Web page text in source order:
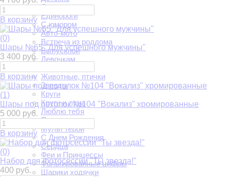
Дочке
Единороги
С юмором
Авто-мото
Встреча из роддома
Выпускной
Девочкам
Животные, птички
Звезды
Круги
Круги и луна
Люблю тебя
Подруге
Мульт герои
С Днем Рождения
Сердца
Феи и Принцессы
Фольгированные цифры
Шарики ходячки
В корзину
(0)
Шары №65 "Для успешного мужчины"
3 400 руб.
В корзину
(1)
Шары под потолок №104 "Вокализ" хромированные
5 000 руб.
В корзину
(0)
Набор для фотосессии "Ты звезда!"
400 руб.